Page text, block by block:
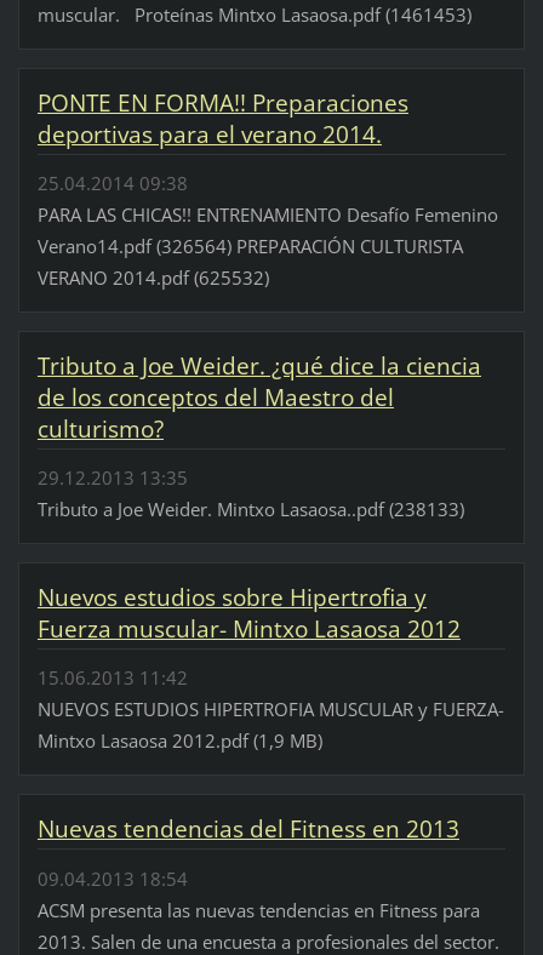
muscular. Proteínas Mintxo Lasaosa.pdf (1461453)
PONTE EN FORMA!! Preparaciones
deportivas para el verano 2014.
25.04.2014 09:38
PARA LAS CHICAS!! ENTRENAMIENTO Desafío Femenino
Verano14.pdf (326564) PREPARACIÓN CULTURISTA
VERANO 2014.pdf (625532)
Tributo a Joe Weider. ¿qué dice la ciencia
de los conceptos del Maestro del
culturismo?
29.12.2013 13:35
Tributo a Joe Weider. Mintxo Lasaosa..pdf (238133)
Nuevos estudios sobre Hipertrofia y
Fuerza muscular- Mintxo Lasaosa 2012
15.06.2013 11:42
NUEVOS ESTUDIOS HIPERTROFIA MUSCULAR y FUERZA-
Mintxo Lasaosa 2012.pdf (1,9 MB)
Nuevas tendencias del Fitness en 2013
09.04.2013 18:54
ACSM presenta las nuevas tendencias en Fitness para
2013. Salen de una encuesta a profesionales del sector.